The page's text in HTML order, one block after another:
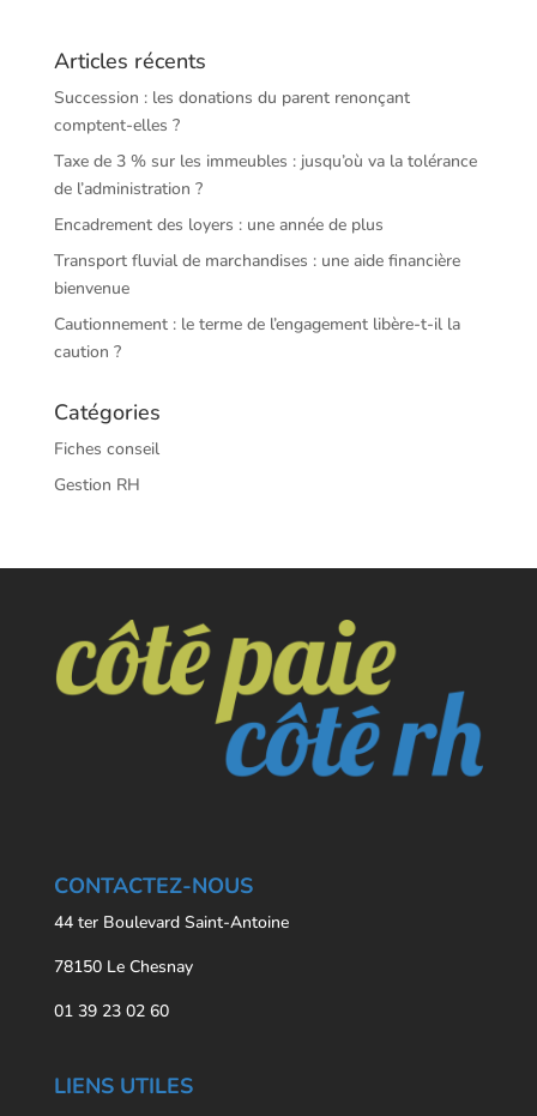
Articles récents
Succession : les donations du parent renonçant
comptent-elles ?
Taxe de 3 % sur les immeubles : jusqu’où va la tolérance
de l’administration ?
Encadrement des loyers : une année de plus
Transport fluvial de marchandises : une aide financière
bienvenue
Cautionnement : le terme de l’engagement libère-t-il la
caution ?
Catégories
Fiches conseil
Gestion RH
CONTACTEZ-NOUS
44 ter Boulevard Saint-Antoine
78150 Le Chesnay
01 39 23 02 60
LIENS UTILES